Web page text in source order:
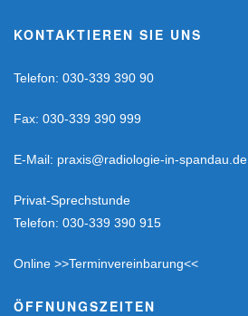
KONTAKTIEREN SIE UNS
Telefon: 030-339 390 90
Fax: 030-339 390 999
E-Mail: praxis@radiologie-in-spandau.de
Privat-Sprechstunde
Telefon: 030-339 390 915
Online >>Terminvereinbarung<<
ÖFFNUNGSZEITEN